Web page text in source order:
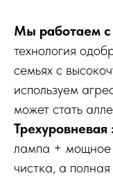
Мы работаем с
технология
семьях с
используем
может стать
Трехуровневая
лампа + мощное
чистка, а